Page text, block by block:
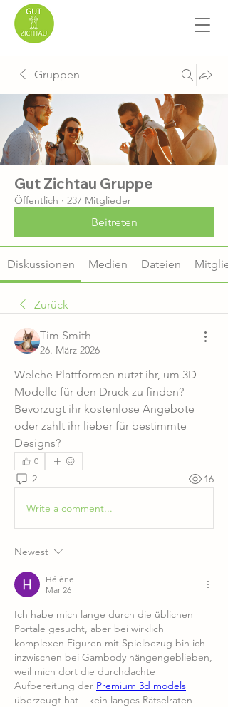
Gruppen
Gut Zichtau Gruppe
Öffentlich · 237 Mitglieder
Beitreten
Diskussionen Medien Dateien
Zurück
Tim Smith
26. März 2026
Welche Plattformen nutzt ihr, um 3D-
Modelle für den Druck zu finden?
Bevorzugt ihr kostenlose Angebote
oder zahlt ihr lieber für bestimmte
Designs?
0
2 16
Write a comment...
Newest
Hélène
Mar 26
Ich habe mich lange durch die üblichen
Portale gesucht, aber bei wirklich
komplexen Figuren mit Spielbezug bin ich
inzwischen bei Gambody hängengeblieben,
weil mich dort die durchdachte
Aufbereitung der Premium 3d models
überzeugt hat – kein langes Rätselraten